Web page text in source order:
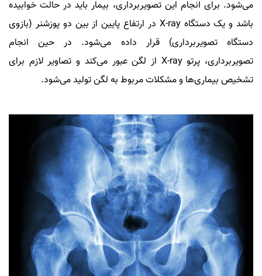
می‌شود. برای انجام این تصویربرداری، بیمار باید در حالت خوابیده
باشد و یک دستگاه X-ray در ارتفاع پایین از بین دو پوزشنر (بازوی
دستگاه تصویربرداری) قرار داده می‌شود. در حین انجام
تصویربرداری، پرتو X-ray از لگن عبور می‌کند و تصاویر لازم برای
تشخیص بیماری‌ها و مشکلات مربوط به لگن تولید می‌شود.